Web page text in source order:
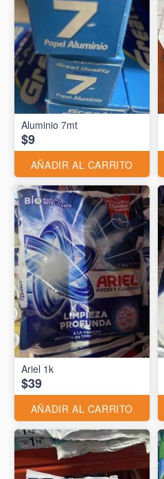
Aluminio 7mt
$9
AÑADIR AL CARRITO
Ariel 1k
$39
AÑADIR AL CARRITO